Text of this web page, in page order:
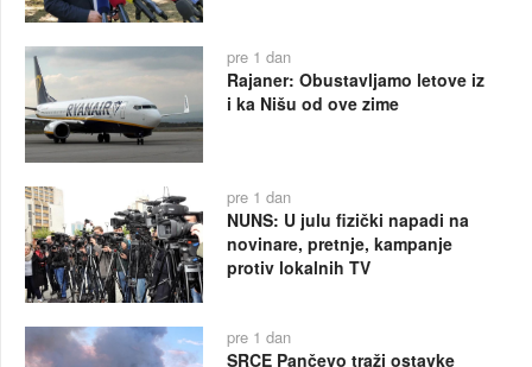
pre 1 dan
Rajaner: Obustavljamo letove iz
i ka Nišu od ove zime
pre 1 dan
NUNS: U julu fizički napadi na
novinare, pretnje, kampanje
protiv lokalnih TV
pre 1 dan
SRCE Pančevo traži ostavke